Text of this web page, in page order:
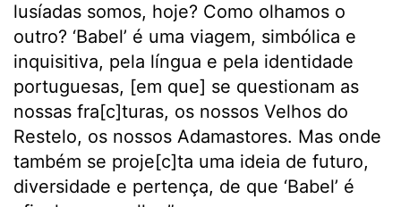
lusíadas somos, hoje? Como olhamos o
outro? ‘Babel’ é uma viagem, simbólica e
inquisitiva, pela língua e pela identidade
portuguesas, [em que] se questionam as
nossas fra[c]turas, os nossos Velhos do
Restelo, os nossos Adamastores. Mas onde
também se proje[c]ta uma ideia de futuro,
diversidade e pertença, de que ‘Babel’ é